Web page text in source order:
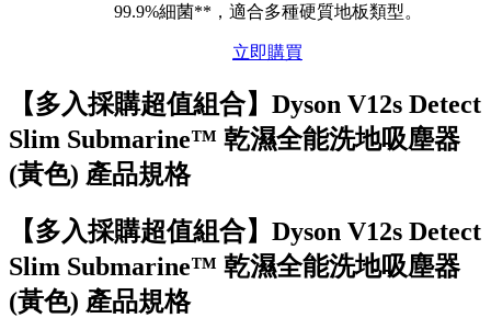
99.9%細菌**，適合多種硬質地板類型。
立即購買
【多入採購超值組合】Dyson V12s Detect
Slim Submarine™ 乾濕全能洗地吸塵器
(黃色) 產品規格
【多入採購超值組合】Dyson V12s Detect
Slim Submarine™ 乾濕全能洗地吸塵器
(黃色) 產品規格